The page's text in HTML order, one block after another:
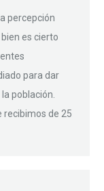
percepción
es cierto
para dar
población.
recibimos de 25